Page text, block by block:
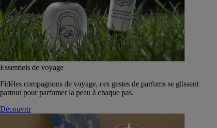
Essentiels de voyage
Fidèles compagnons de voyage, ces gestes de parfums se glissent
partout pour parfumer la peau à chaque pas.
Découvrir